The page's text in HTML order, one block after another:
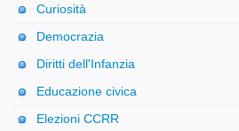
Curiosità
Democrazia
Diritti dell'Infanzia
Educazione civica
Elezioni CCRR